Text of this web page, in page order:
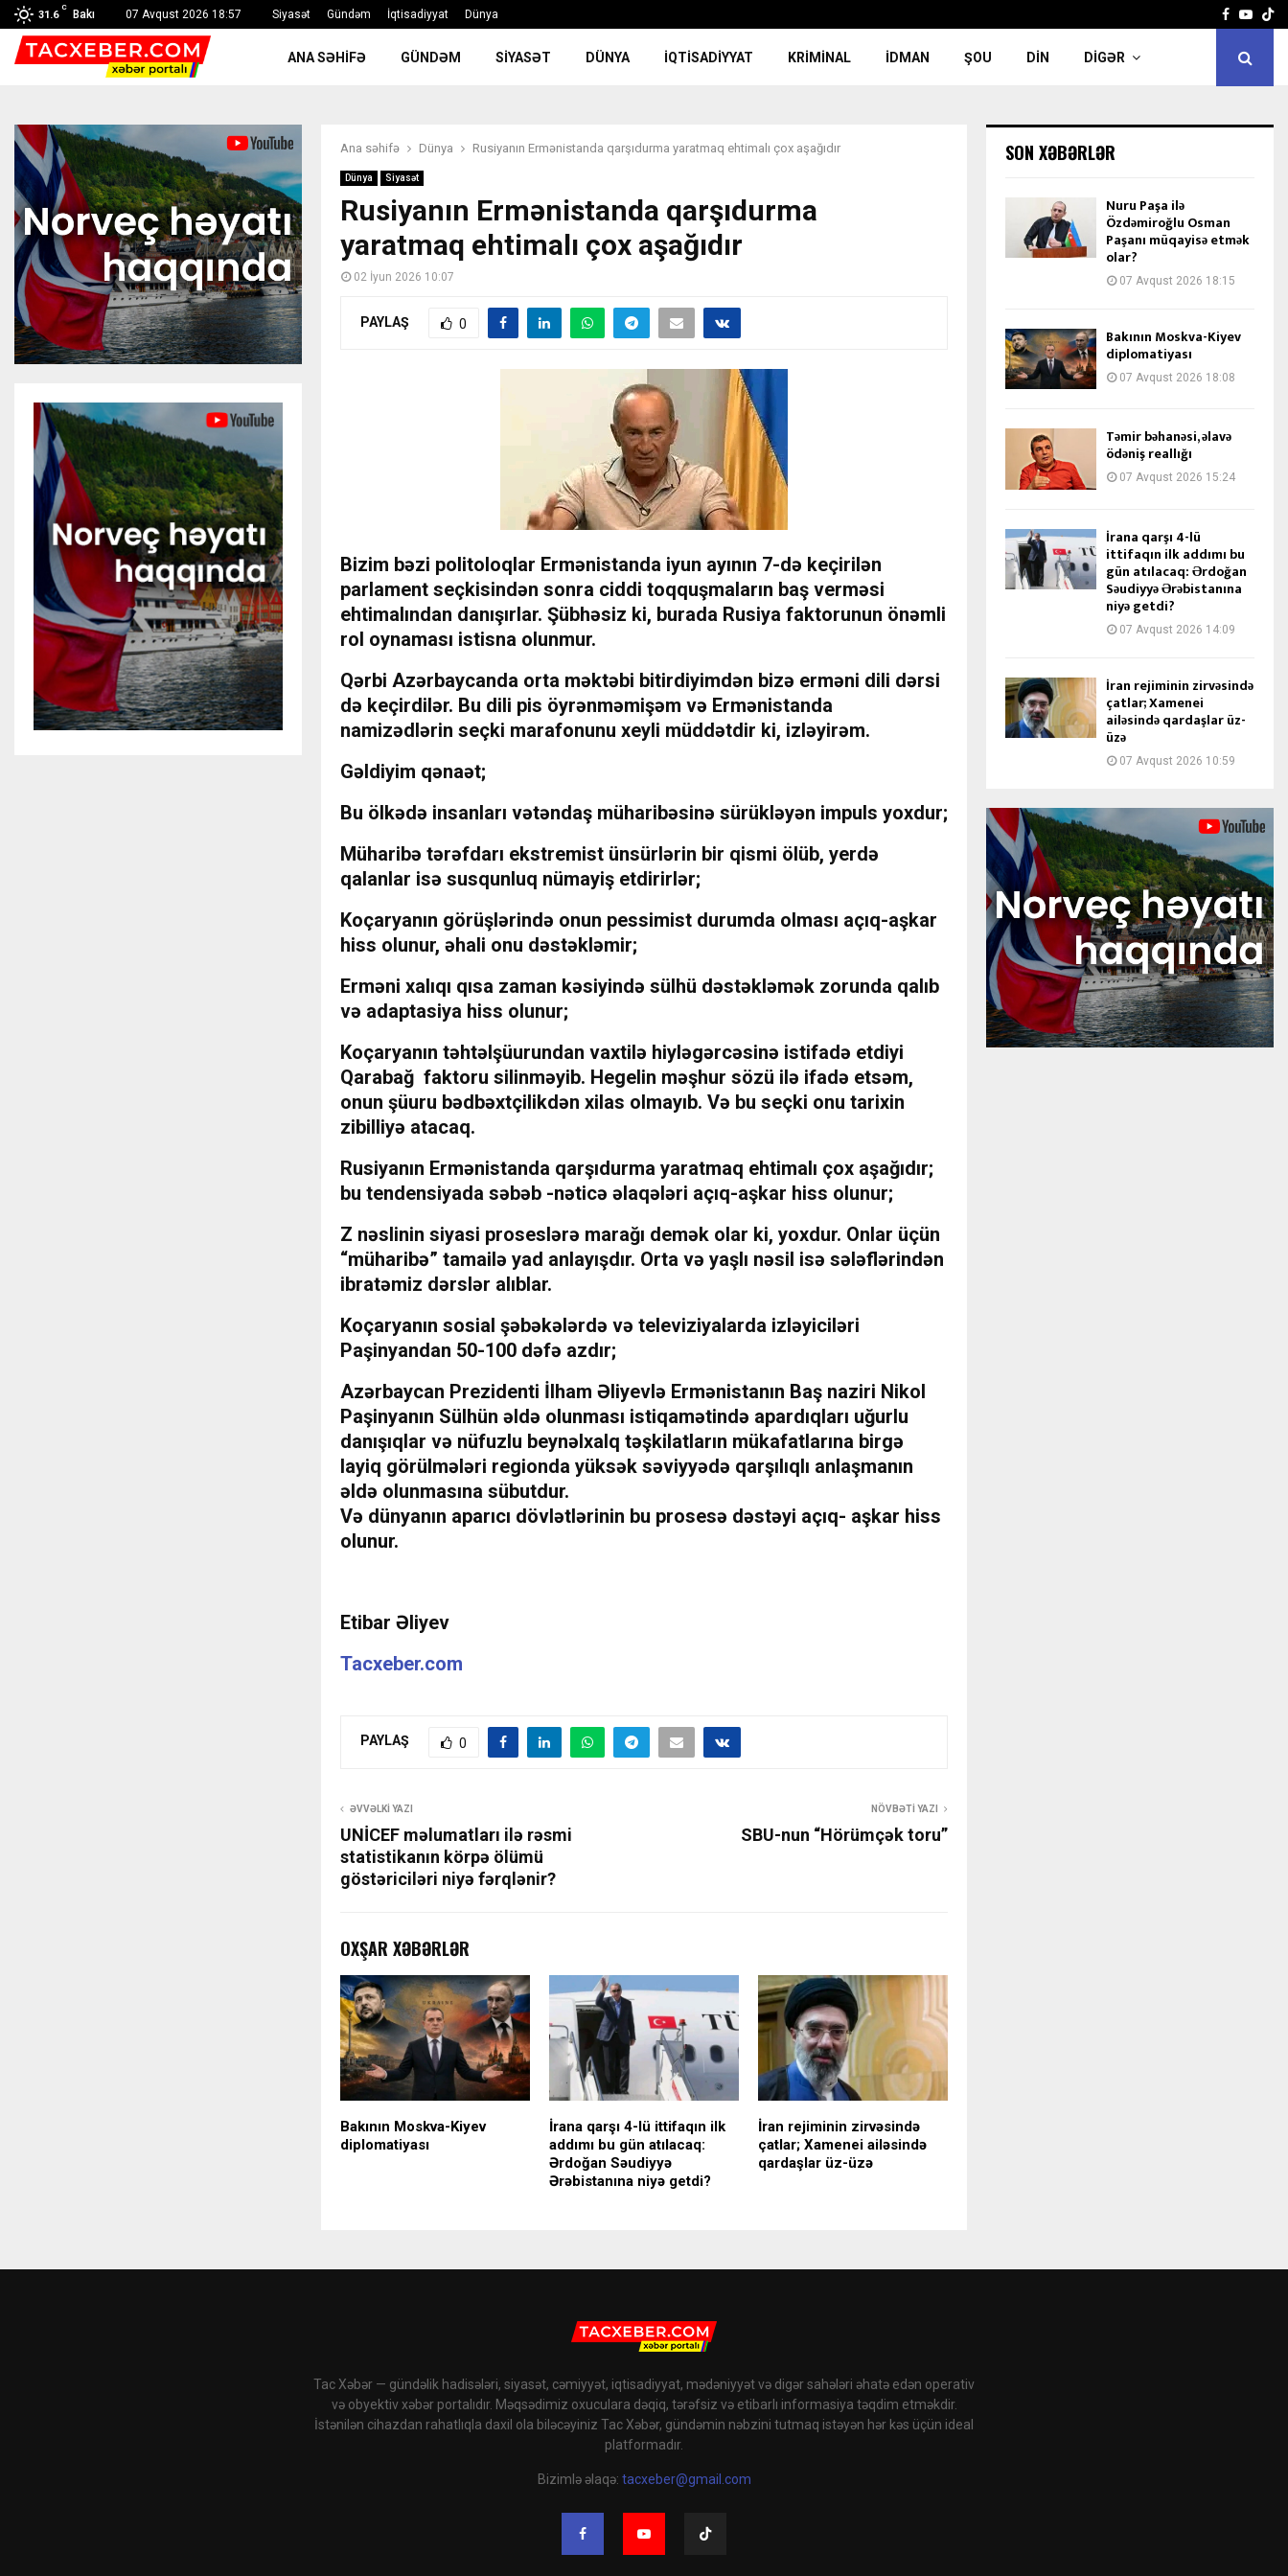
31.6
C
Bakı 07 Avqust 2026 18:57 Siyasət Gündəm İqtisadiyyat Dünya Facebook
ANA SƏHIFƏ GÜNDƏM SIYASƏT DÜNYA İQTISADIYYAT KRIMINAL İDMAN ŞOU DIN DIGƏR
Ana səhifə Dünya Rusiyanın Ermənistanda qarşıdurma yaratmaq ehtimalı çox aşağıdır
Dünya Siyasət
Rusiyanın Ermənistanda qarşıdurma
yaratmaq ehtimalı çox aşağıdır
02 İyun 2026 10:07
PAYLAŞ 0
Bizim bəzi politoloqlar Ermənistanda iyun ayının 7-də keçirilən
parlament seçkisindən sonra ciddi toqquşmaların baş verməsi
ehtimalından danışırlar. Şübhəsiz ki, burada Rusiya faktorunun önəmli
rol oynaması istisna olunmur.
Qərbi Azərbaycanda orta məktəbi bitirdiyimdən bizə erməni dili dərsi
də keçirdilər. Bu dili pis öyrənməmişəm və Ermənistanda
namizədlərin seçki marafonunu xeyli müddətdir ki, izləyirəm.
Gəldiyim qənaət;
Bu ölkədə insanları vətəndaş müharibəsinə sürükləyən impuls yoxdur;
Müharibə tərəfdarı ekstremist ünsürlərin bir qismi ölüb, yerdə
qalanlar isə susqunluq nümayiş etdirirlər;
Koçaryanın görüşlərində onun pessimist durumda olması açıq-aşkar
hiss olunur, əhali onu dəstəkləmir;
Erməni xalıqı qısa zaman kəsiyində sülhü dəstəkləmək zorunda qalıb
və adaptasiya hiss olunur;
Koçaryanın təhtəlşüurundan vaxtilə hiyləgərcəsinə istifadə etdiyi
Qarabağ faktoru silinməyib. Hegelin məşhur sözü ilə ifadə etsəm,
onun şüuru bədbəxtçilikdən xilas olmayıb. Və bu seçki onu tarixin
zibilliyə atacaq.
Rusiyanın Ermənistanda qarşıdurma yaratmaq ehtimalı çox aşağıdır;
bu tendensiyada səbəb -nəticə əlaqələri açıq-aşkar hiss olunur;
Z nəslinin siyasi proseslərə marağı demək olar ki, yoxdur. Onlar üçün
“müharibə” tamailə yad anlayışdır. Orta və yaşlı nəsil isə sələflərindən
ibratəmiz dərslər alıblar.
Koçaryanın sosial şəbəkələrdə və televiziyalarda izləyiciləri
Paşinyandan 50-100 dəfə azdır;
Azərbaycan Prezidenti İlham Əliyevlə Ermənistanın Baş naziri Nikol
Paşinyanın Sülhün əldə olunması istiqamətində apardıqları uğurlu
danışıqlar və nüfuzlu beynəlxalq təşkilatların mükafatlarına birgə
layiq görülmələri regionda yüksək səviyyədə qarşılıqlı anlaşmanın
əldə olunmasına sübutdur.
Və dünyanın aparıcı dövlətlərinin bu prosesə dəstəyi açıq- aşkar hiss
olunur.
Etibar Əliyev
Tacxeber.com
PAYLAŞ 0
ƏVVƏLKI YAZI
UNİCEF məlumatları ilə rəsmi
statistikanın körpə ölümü
göstəriciləri niyə fərqlənir?
NÖVBƏTI YAZI
SBU-nun “Hörümçək toru”
OXŞAR XƏBƏRLƏR
Bakının Moskva-Kiyev
diplomatiyası
İrana qarşı 4-lü ittifaqın ilk
addımı bu gün atılacaq:
Ərdoğan Səudiyyə
Ərəbistanına niyə getdi?
İran rejiminin zirvəsində
çatlar; Xamenei ailəsində
qardaşlar üz-üzə
SON XƏBƏRLƏR
Nuru Paşa ilə
Özdəmiroğlu Osman
Paşanı müqayisə etmək
olar?
07 Avqust 2026 18:15
Bakının Moskva-Kiyev
diplomatiyası
07 Avqust 2026 18:08
Təmir bəhanəsi, əlavə
ödəniş reallığı
07 Avqust 2026 15:24
İrana qarşı 4-lü
ittifaqın ilk addımı bu
gün atılacaq: Ərdoğan
Səudiyyə Ərəbistanına
niyə getdi?
07 Avqust 2026 14:09
İran rejiminin zirvəsində
çatlar; Xamenei
ailəsində qardaşlar üz-
üzə
07 Avqust 2026 10:59
Tac Xəbər — gündəlik hadisələri, siyasət, cəmiyyət, iqtisadiyyat, mədəniyyət və digər sahələri əhatə edən operativ
və obyektiv xəbər portalıdır. Məqsədimiz oxuculara dəqiq, tərəfsiz və etibarlı informasiya təqdim etməkdir.
İstənilən cihazdan rahatlıqla daxil ola biləcəyiniz Tac Xəbər, gündəmin nəbzini tutmaq istəyən hər kəs üçün ideal
platformadır.
Bizimlə əlaqə: tacxeber@gmail.com